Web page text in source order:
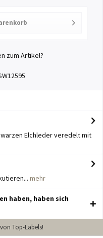
zum Artikel?
Elchleder veredelt mit
mehr
haben, haben sich
Top-Labels!